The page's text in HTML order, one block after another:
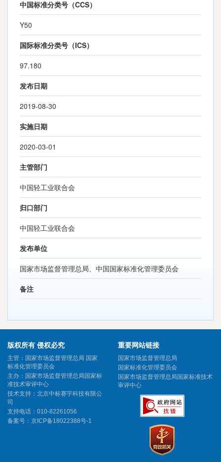
中国标准分类号（CCS）
Y50
国际标准分类号（ICS）
97.180
发布日期
2019-08-30
实施日期
2020-03-01
主管部门
中国轻工业联合会
归口部门
中国轻工业联合会
发布单位
国家市场监督管理总局、中国国家标准化管理委员会
备注
版权所有 侵权必究
主管：国家市场监督管理总局 国家
标准化管理委员会
主办：国家市场监督管理总局国家标
准技术审评中心
技术支持：北京中标赛宇科技有限公
司
支持电话：010-82261056
备案号： 京ICP备18022388号-1
重要网站链接
国家市场监督管理总局
国家标准化管理委员会
国家市场监督管理总局国家标准技术
审评中心